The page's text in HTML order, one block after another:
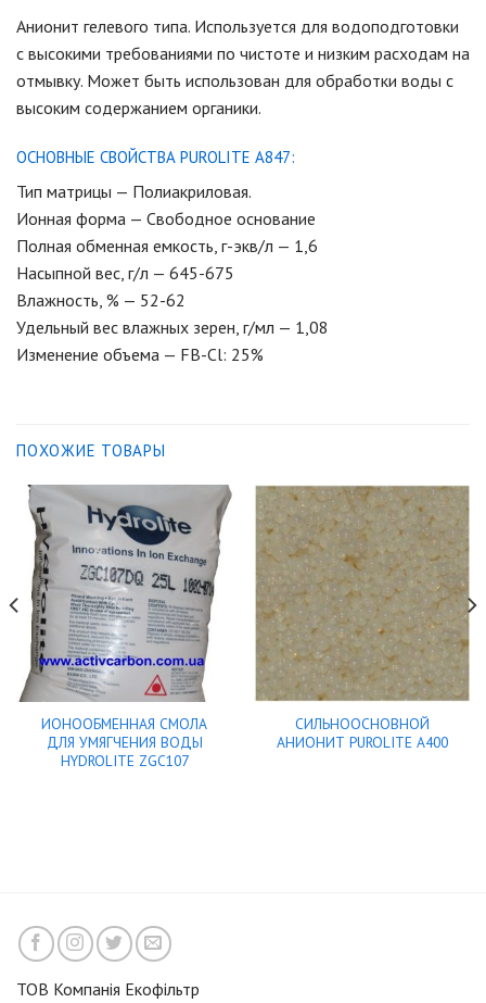
Анионит гелевого типа. Используется для водоподготовки
с высокими требованиями по чистоте и низким расходам на
отмывку. Может быть использован для обработки воды с
высоким содержанием органики.
ОСНОВНЫЕ СВОЙСТВА PUROLITE A847:
Тип матрицы — Полиакриловая.
Ионная форма — Свободное основание
Полная обменная емкость, г-экв/л — 1,6
Насыпной вес, г/л — 645-675
Влажность, % — 52-62
Удельный вес влажных зерен, г/мл — 1,08
Изменение объема — FB-Cl: 25%
ПОХОЖИЕ ТОВАРЫ
ИОНООБМЕННАЯ СМОЛА
ДЛЯ УМЯГЧЕНИЯ ВОДЫ
HYDROLITE ZGC107
СИЛЬНООСНОВНОЙ
АНИОНИТ PUROLITE A400
ТОВ Компанія Екофільтр